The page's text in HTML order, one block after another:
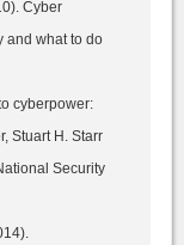
Cyber
and what to do
cyberpower:
Stuart H. Starr
Security